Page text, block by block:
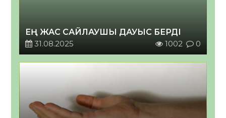
ЕҢ ЖАС САЙЛАУШЫ ДАУЫС БЕРДІ
31.08.2025
1002 0